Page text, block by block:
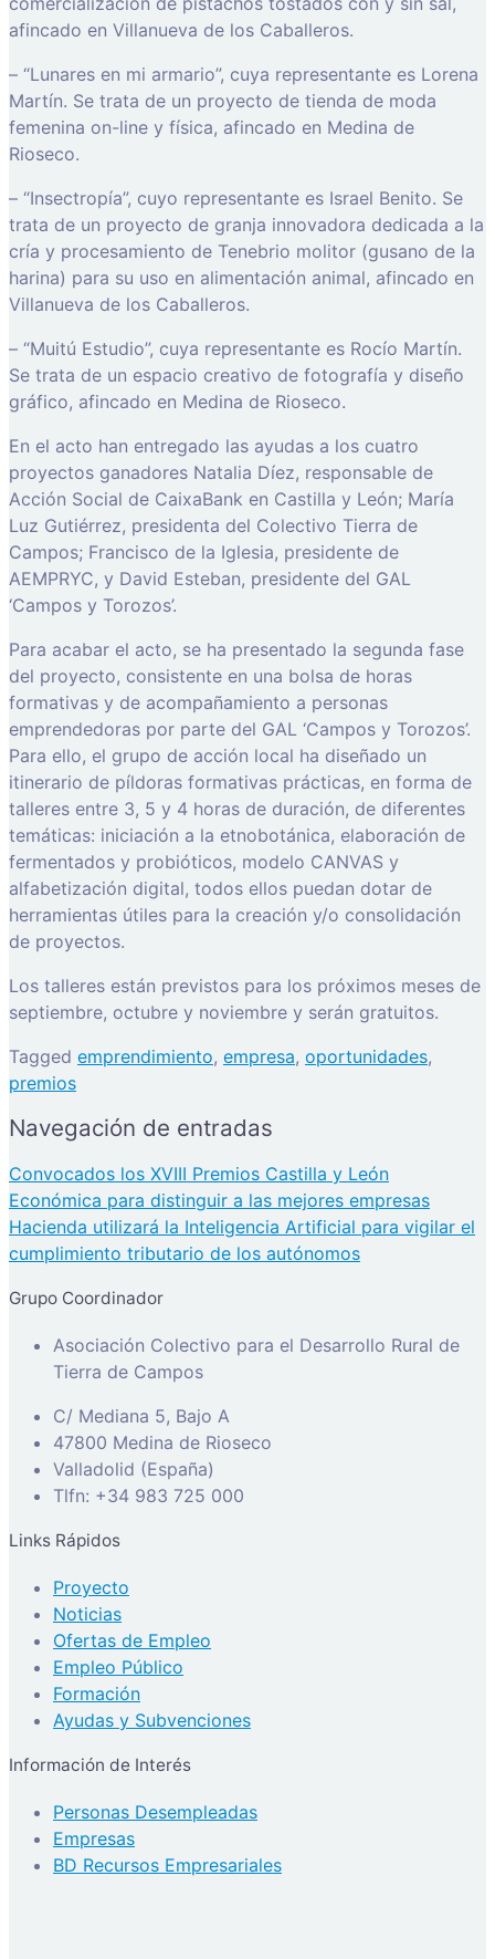
afincado en Villanueva de los Caballeros.
– “Lunares en mi armario”, cuya representante es Lorena
Martín. Se trata de un proyecto de tienda de moda
femenina on-line y física, afincado en Medina de
Rioseco.
– “Insectropía”, cuyo representante es Israel Benito. Se
trata de un proyecto de granja innovadora dedicada a la
cría y procesamiento de Tenebrio molitor (gusano de la
harina) para su uso en alimentación animal, afincado en
Villanueva de los Caballeros.
– “Muitú Estudio”, cuya representante es Rocío Martín.
Se trata de un espacio creativo de fotografía y diseño
gráfico, afincado en Medina de Rioseco.
En el acto han entregado las ayudas a los cuatro
proyectos ganadores Natalia Díez, responsable de
Acción Social de CaixaBank en Castilla y León; María
Luz Gutiérrez, presidenta del Colectivo Tierra de
Campos; Francisco de la Iglesia, presidente de
AEMPRYC, y David Esteban, presidente del GAL
‘Campos y Torozos’.
Para acabar el acto, se ha presentado la segunda fase
del proyecto, consistente en una bolsa de horas
formativas y de acompañamiento a personas
emprendedoras por parte del GAL ‘Campos y Torozos’.
Para ello, el grupo de acción local ha diseñado un
itinerario de píldoras formativas prácticas, en forma de
talleres entre 3, 5 y 4 horas de duración, de diferentes
temáticas: iniciación a la etnobotánica, elaboración de
fermentados y probióticos, modelo CANVAS y
alfabetización digital, todos ellos puedan dotar de
herramientas útiles para la creación y/o consolidación
de proyectos.
Los talleres están previstos para los próximos meses de
septiembre, octubre y noviembre y serán gratuitos.
Tagged emprendimiento, empresa, oportunidades,
premios
Navegación de entradas
Convocados los XVIII Premios Castilla y León
Económica para distinguir a las mejores empresas
Hacienda utilizará la Inteligencia Artificial para vigilar el
cumplimiento tributario de los autónomos
Grupo Coordinador
Asociación Colectivo para el Desarrollo Rural de
Tierra de Campos
C/ Mediana 5, Bajo A
47800 Medina de Rioseco
Valladolid (España)
Tlfn: +34 983 725 000
Links Rápidos
Proyecto
Noticias
Ofertas de Empleo
Empleo Público
Formación
Ayudas y Subvenciones
Información de Interés
Personas Desempleadas
Empresas
BD Recursos Empresariales